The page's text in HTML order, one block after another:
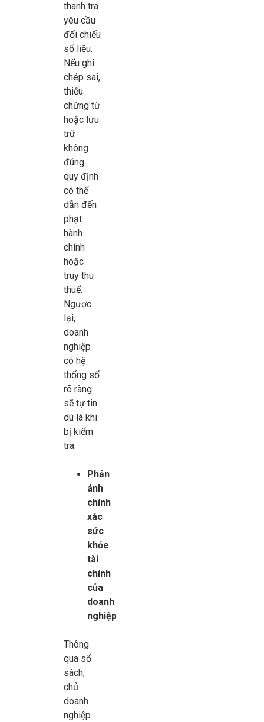
thanh tra
yêu cầu
đối chiếu
số liệu.
Nếu ghi
chép sai,
thiếu
chứng từ
hoặc lưu
trữ
không
đúng
quy định
có thể
dẫn đến
phạt
hành
chính
hoặc
truy thu
thuế.
Ngược
lại,
doanh
nghiệp
có hệ
thống sổ
rõ ràng
sẽ tự tin
dù là khi
bị kiểm
tra.
Phản
ánh
chính
xác
sức
khỏe
tài
chính
của
doanh
nghiệp
Thông
qua sổ
sách,
chủ
doanh
nghiệp